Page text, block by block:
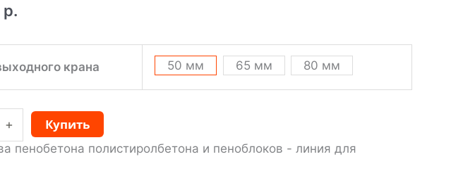
р.
крана 50 мм 65 мм 80 мм
+ Купить